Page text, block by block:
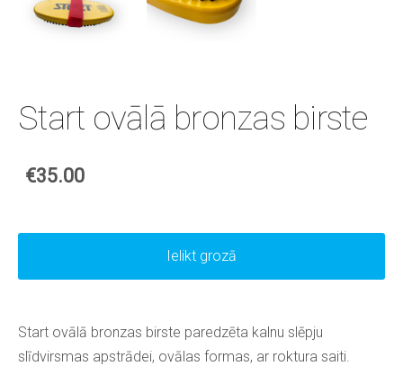
Start ovālā bronzas birste
€35.00
Ielikt grozā
Start ovālā bronzas birste paredzēta kalnu slēpju
slīdvirsmas apstrādei, ovālas formas, ar roktura saiti.